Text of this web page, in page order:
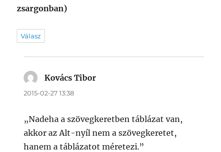
zsargonban)
Válasz
Kovács Tibor
2015-02-27 13:38
„Nadeha a szövegkeretben táblázat van,
akkor az Alt-nyíl nem a szövegkeretet,
hanem a táblázatot méretezi.”